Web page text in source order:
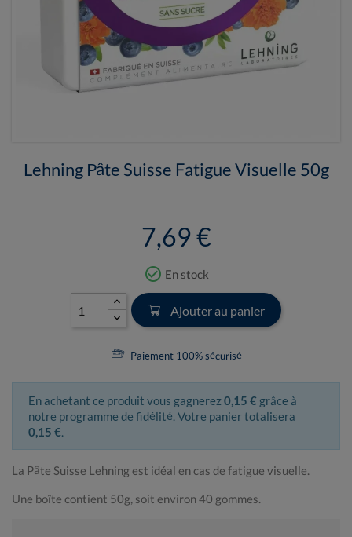
Lehning Pâte Suisse Fatigue Visuelle 50g
7,69 €
check_circle_outline En stock
Ajouter au panier
Paiement 100% sécurisé
En achetant ce produit vous gagnerez0,15 € grâce à
notre programme de fidélité. Votre panier totalisera
0,15 €.
La Pâte Suisse Lehning est idéal en cas de fatigue visuelle.
Une boîte contient 50g, soit environ 40 gommes.